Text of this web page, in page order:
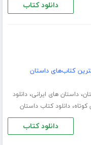
دانلود کتاب
کتاب‌های داستان
،داستان های ایرانی،دانلود
کوتاه،دانلود کتاب داستان
دانلود کتاب